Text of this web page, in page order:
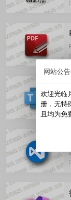
网站公告
欢迎光临
册，无特
且均为免